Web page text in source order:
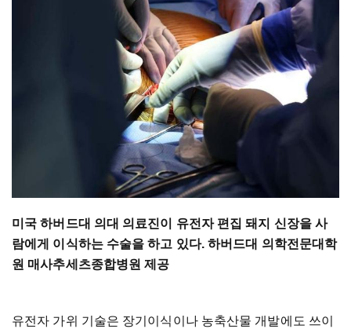
미국 하버드대 의대 의료진이 유전자 편집 돼지 신장을 사
람에게 이식하는 수술을 하고 있다. 하버드대 의학전문대학
원 매사추세츠종합병원 제공
유전자 가위 기술은 장기이식이나 농축산물 개발에도 쓰이